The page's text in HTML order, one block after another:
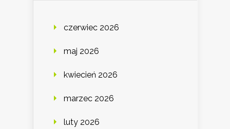
czerwiec 2026
maj 2026
kwiecień 2026
marzec 2026
luty 2026